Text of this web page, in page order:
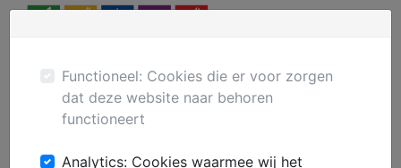
Plaats gratis advertentie